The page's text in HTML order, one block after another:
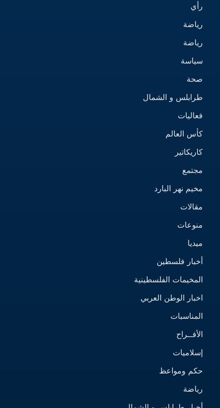
رأي
رياضة
رياضة
سياسة
صحة
طرابلس و الشمال
فعاليات
كأس العالم
كاريكاتير
مجتمع
مخيم نهر البارد
مقالات
منوعات
ميديا
أخبار فلسطين
المخيمات الفلسطينية
اخبار الوطن العربي
المناسبات
الأفــراح
إسلاميات
حكم ومواعظ
رياضة